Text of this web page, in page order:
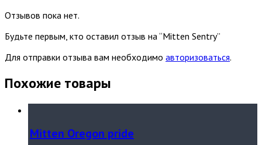
Отзывов пока нет.
Будьте первым, кто оставил отзыв на “Mitten Sentry”
Для отправки отзыва вам необходимо авторизоваться.
Похожие товары
Mitten Oregon pride